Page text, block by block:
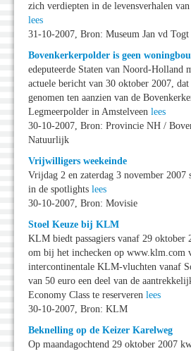
zich verdiepten in de levensverhalen
lees
31-10-2007, Bron: Museum Jan vd Togt
Bovenkerkerpolder is geen
edeputeerde Staten van Noord-Holland
actuele bericht van 30 oktober 2007,
genomen ten aanzien van de
Legmeerpolder in Amstelveen lees
30-10-2007, Bron: Provincie NH /
Natuurlijk
Vrijwilligers weekeinde
Vrijdag 2 en zaterdag 3 november
in de spotlights lees
30-10-2007, Bron: Movisie
Stoel Keuze bij KLM
KLM biedt passagiers vanaf 29 oktober
om bij het inchecken op www.klm.com
intercontinentale KLM-vluchten vanaf
van 50 euro een deel van de
Economy Class te reserveren lees
30-10-2007, Bron: KLM
Beknelling op de Keizer Karelweg
Op maandagochtend 29 oktober 2007